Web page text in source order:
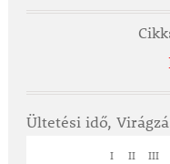
Ültetési idő,
I II III